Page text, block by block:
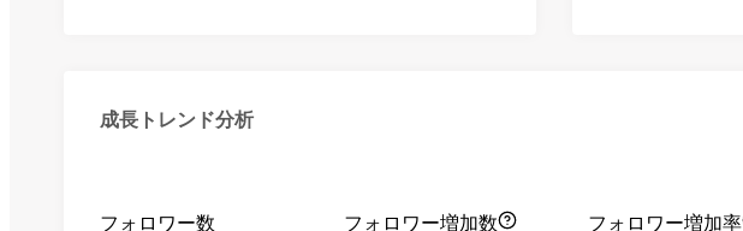
成長トレンド分析
フォロワー数
フォロワー増加数
フォロワー増加率